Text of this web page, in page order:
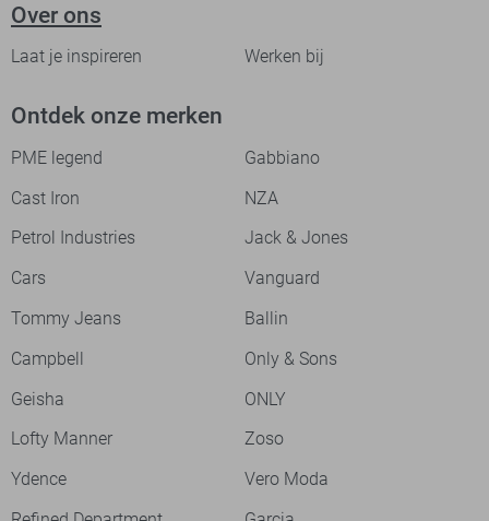
Over ons
Laat je inspireren Werken bij
Ontdek onze merken
PME legend
Gabbiano
Cast Iron
NZA
Petrol Industries
Jack & Jones
Cars
Vanguard
Tommy Jeans
Ballin
Campbell
Only & Sons
Geisha
ONLY
Lofty Manner
Zoso
Ydence
Vero Moda